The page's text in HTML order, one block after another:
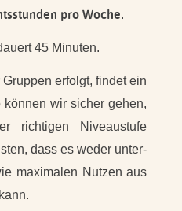
pro Woche.
45 Minuten.
erfolgt, findet ein
können wir sicher gehen,
richtigen Niveaustufe
dass es weder unter-
maximalen Nutzen aus